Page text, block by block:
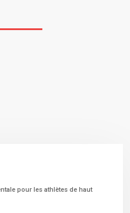
pour les athlètes de haut